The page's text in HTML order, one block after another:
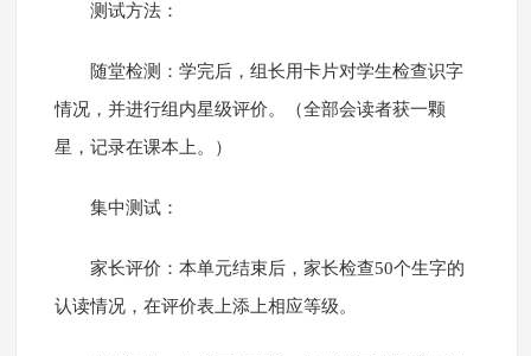
测试方法：
随堂检测：学完后，组长用卡片对学生检查识字
情况，并进行组内星级评价。（全部会读者获一颗
星，记录在课本上。）
集中测试：
家长评价：本单元结束后，家长检查50个生字的
认读情况，在评价表上添上相应等级。